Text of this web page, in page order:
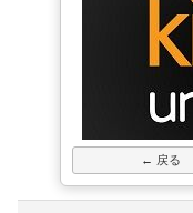
← 戻る